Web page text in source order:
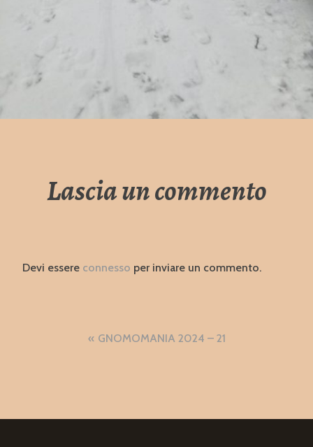
Lascia un commento
Devi essere connesso per inviare un commento.
NavigazioneGNOMOMANIA 2024 – 21